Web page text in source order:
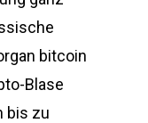
bitcoin
Blase
bis zu